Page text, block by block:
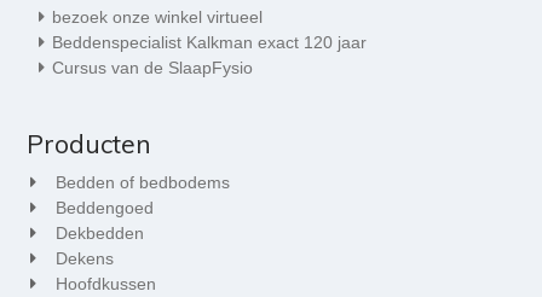
bezoek onze winkel virtueel
Beddenspecialist Kalkman exact 120 jaar
Cursus van de SlaapFysio
Producten
Bedden of bedbodems
Beddengoed
Dekbedden
Dekens
Hoofdkussen